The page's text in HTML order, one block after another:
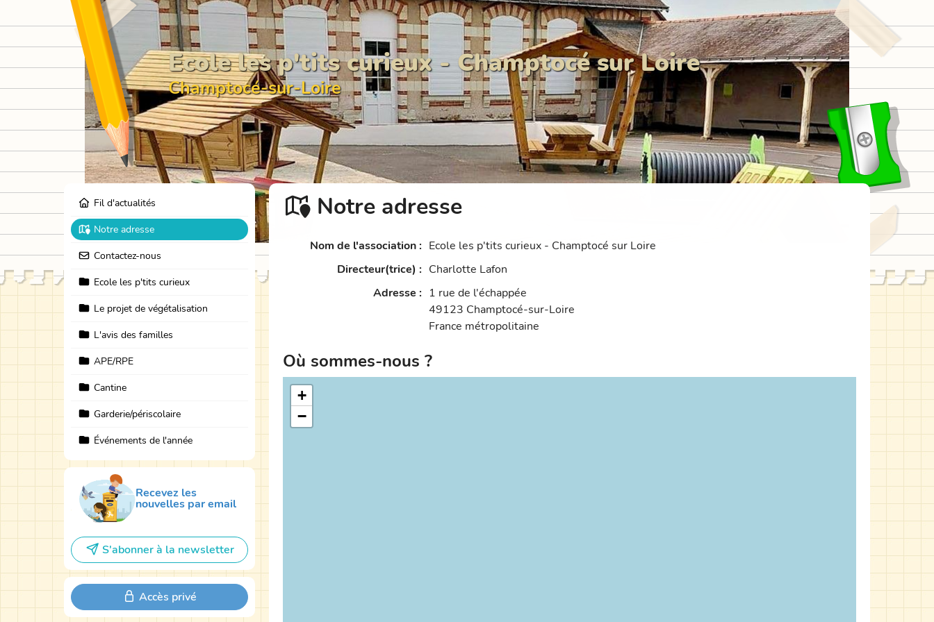
Ecole les p'tits curieux - Champtocé sur Loire
Champtocé-sur-Loire
Fil d'actualités
Notre adresse
Contactez-nous
Ecole les p'tits curieux
Le projet de végétalisation
L'avis des familles
APE/RPE
Cantine
Garderie/périscolaire
Événements de l'année
Recevez les
nouvelles par email
S'abonner à la newsletter
Accès privé
Notre adresse
Nom de l'association : Ecole les p'tits curieux - Champtocé sur Loire
Directeur(trice) : Charlotte Lafon
Adresse : 1 rue de l'échappée
49123 Champtocé-sur-Loire
France métropolitaine
Où sommes-nous ?
+
−